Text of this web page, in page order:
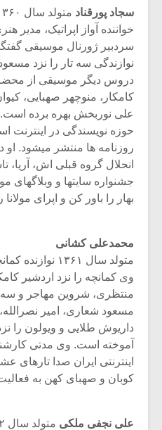
سجاد پورقناد
خواننده آواز اپراتیک، مدیر
سردبیر ژورنال موسیقی
نوازندگی سه تار را نزد
دروس دیگر موسیقی از
کامکار، منوچهر صهبایی،
علی نوربخش بهره برده است.
حوزه نویسندگی در اینترنت
انحلال گروه قبلی اش، آریا،
جشنواره سایتها و وبلاگهای
بهار را باور کن و اپرای
محمدعلی کشانی
متولد سال ۱۳۶۱
وی کمانچه را نزد اردشیر
منتظری، شروین مهاجر و سه
مسعود شعاری، امیر
داریوش طلایی و ویولون را
آموخته است. وی مدتی
اینترنتی ایران صدا تارهای
کوبان و صهبای کهن به
علی نجفی ملکی